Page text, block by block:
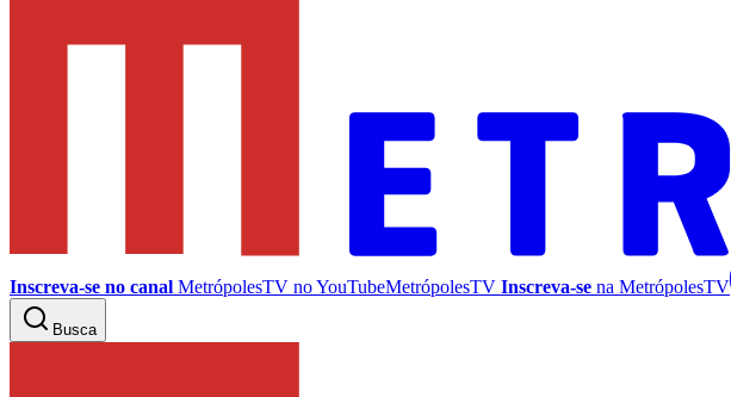
Inscreva-se no canal MetrópolesTV noYouTubeMetrópolesTV Inscreva-se na MetrópolesTV
Busca